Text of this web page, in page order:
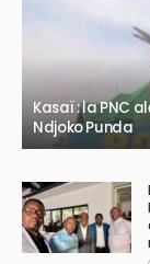
Kasaï : la PNC
Ndjoko Punda